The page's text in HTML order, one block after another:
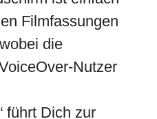
Filmfassungen
die
Nutzer
führt Dich zur